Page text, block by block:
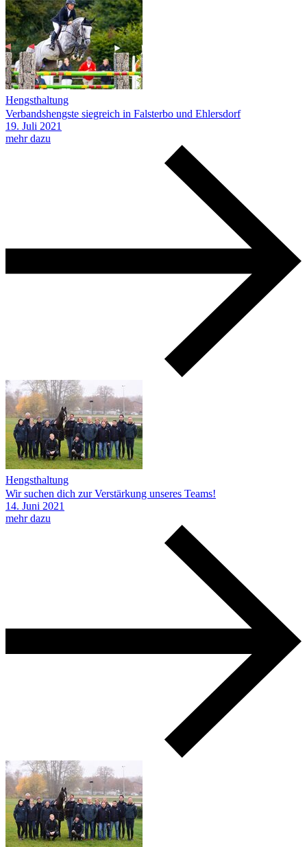
Hengsthaltung
Verbandshengste siegreich in Falsterbo und Ehlersdorf
19. Juli 2021
mehr dazu
Hengsthaltung
Wir suchen dich zur Verstärkung unseres Teams!
14. Juni 2021
mehr dazu